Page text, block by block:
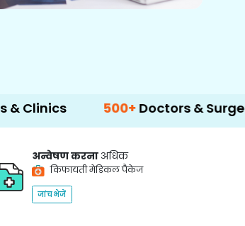
500+Doctors & Surgeons 14+
अन्वेषण करना अधिक
किफायती मेडिकल पैकेज
जांच भेजें